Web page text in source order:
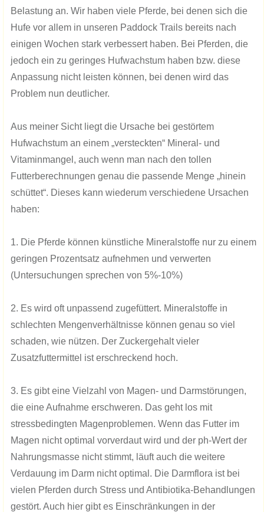
Belastung an. Wir haben viele Pferde, bei denen sich die
Hufe vor allem in unseren Paddock Trails bereits nach
einigen Wochen stark verbessert haben. Bei Pferden, die
jedoch ein zu geringes Hufwachstum haben bzw. diese
Anpassung nicht leisten können, bei denen wird das
Problem nun deutlicher.
Aus meiner Sicht liegt die Ursache bei gestörtem
Hufwachstum an einem „versteckten“ Mineral- und
Vitaminmangel, auch wenn man nach den tollen
Futterberechnungen genau die passende Menge „hinein
schüttet“. Dieses kann wiederum verschiedene Ursachen
haben:
1. Die Pferde können künstliche Mineralstoffe nur zu einem
geringen Prozentsatz aufnehmen und verwerten
(Untersuchungen sprechen von 5%-10%)
2. Es wird oft unpassend zugefüttert. Mineralstoffe in
schlechten Mengenverhältnisse können genau so viel
schaden, wie nützen. Der Zuckergehalt vieler
Zusatzfuttermittel ist erschreckend hoch.
3. Es gibt eine Vielzahl von Magen- und Darmstörungen,
die eine Aufnahme erschweren. Das geht los mit
stressbedingten Magenproblemen. Wenn das Futter im
Magen nicht optimal vorverdaut wird und der ph-Wert der
Nahrungsmasse nicht stimmt, läuft auch die weitere
Verdauung im Darm nicht optimal. Die Darmflora ist bei
vielen Pferden durch Stress und Antibiotika-Behandlungen
gestört. Auch hier gibt es Einschränkungen in der